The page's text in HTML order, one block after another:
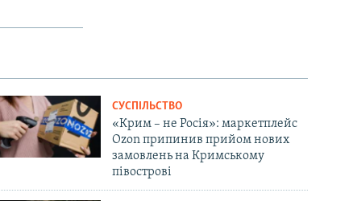
СУСПІЛЬСТВО
«Крим – не Росія»: маркетплейс
Ozon припинив прийом нових
замовлень на Кримському
півострові